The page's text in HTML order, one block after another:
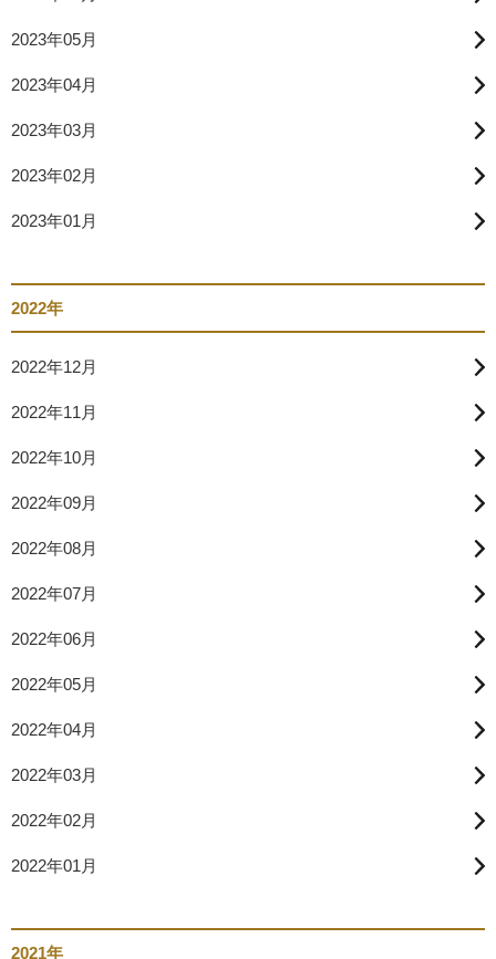
2023年05月
2023年04月
2023年03月
2023年02月
2023年01月
2022年
2022年12月
2022年11月
2022年10月
2022年09月
2022年08月
2022年07月
2022年06月
2022年05月
2022年04月
2022年03月
2022年02月
2022年01月
2021年